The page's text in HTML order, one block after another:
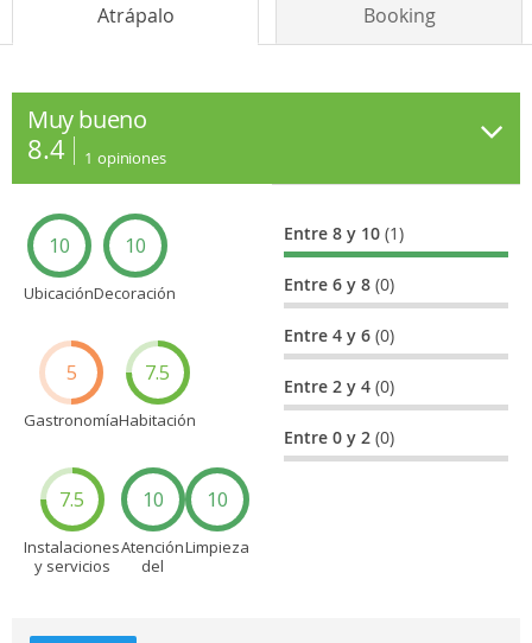
Atrápalo Booking
Muy bueno
8.4 1 opiniones
10
Ubicación
10
Decoración
5
Gastronomía
7.5
Habitación
7.5
Instalaciones
y servicios
10
Atención
del
10
Limpieza
Entre 8 y 10(1)
Entre 6 y 8(0)
Entre 4 y 6(0)
Entre 2 y 4(0)
Entre 0 y 2(0)